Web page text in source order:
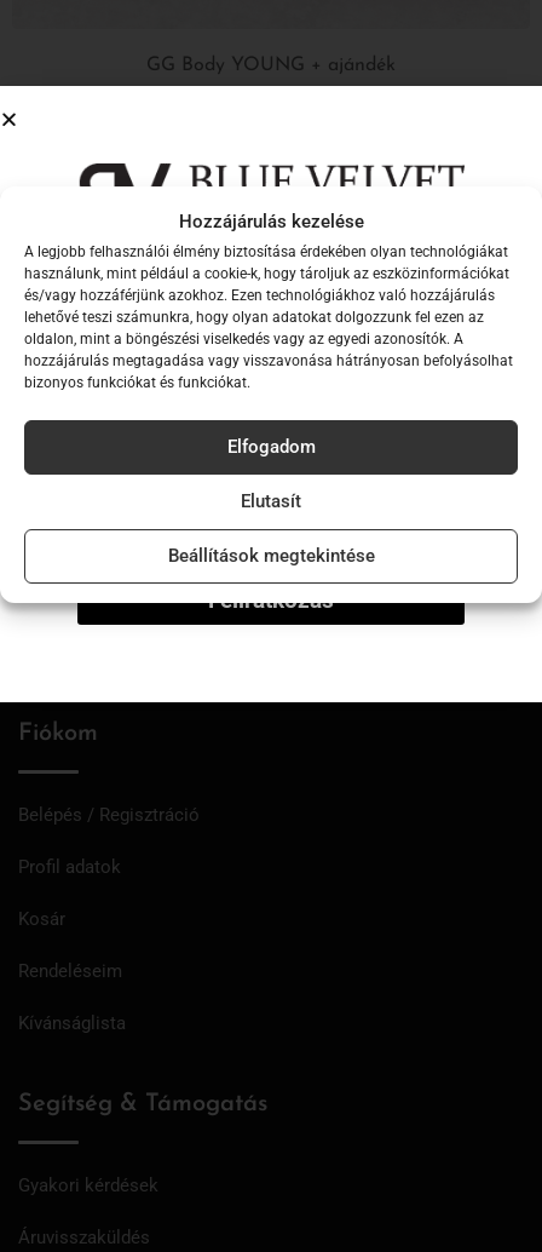
Hozzájárulás kezelése
A legjobb felhasználói élmény biztosítása érdekében olyan technológiákat
használunk, mint például a cookie-k, hogy tároljuk az eszközinformációkat
és/vagy hozzáférjünk azokhoz. Ezen technológiákhoz való hozzájárulás
lehetővé teszi számunkra, hogy olyan adatokat dolgozzunk fel ezen az
oldalon, mint a böngészési viselkedés vagy az egyedi azonosítók. A
hozzájárulás megtagadása vagy visszavonása hátrányosan befolyásolhat
bizonyos funkciókat és funkciókat.
Elfogadom
Elutasít
Beállítások megtekintése
GG Body YOUNG + ajándék
info@bvonlineshop.hu
Információ
Törzsvásárlói program
Kapcsolat
Fiókom
Belépés / Regisztráció
Profil adatok
Kosár
Rendeléseim
Kívánságlista
Segítség & Támogatás
Gyakori kérdések
Áruvisszaküldés
Iratkozz fel hírlevelünkre,
hogy elsők között értesülj új
kollekcióinkról!
Email
Feliratkozás